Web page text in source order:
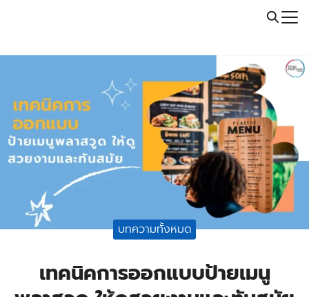
Call: 064-246-5614 | Line: @thaiprintshop
for:
บทความทั้งหมด
เทคนิคการออกแบบป้ายเมนู